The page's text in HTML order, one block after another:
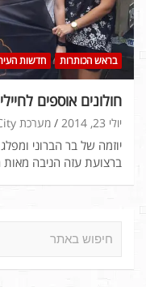
בראש הכותרות חדשות
חולונים אוספים
יולי 23, 2014 מערכת HCity
יוזמה של בר הברוני
ברצועת עזה הניבה